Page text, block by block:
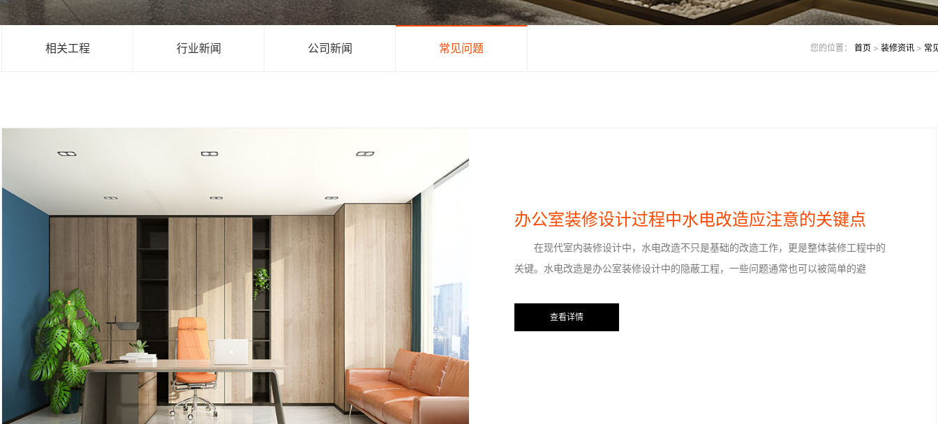
相关工程 行业新闻 公司新闻 常见问题 您的位置： 首页 > 装修资讯 > 常
办公室装修设计过程中水电改造应注意的关键点
在现代室内装修设计中，水电改造不只是基础的改造工作，更是整体装修工程中的
关键。水电改造是办公室装修设计中的隐蔽工程，一些问题通常也可以被简单的避
查看详情